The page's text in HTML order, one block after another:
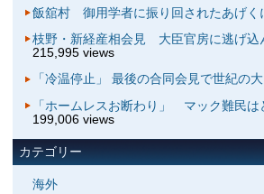
飯舘村 御用学者に振り回されたあげく
枝野・新経産相会見 大臣官房に逃げ込
215,995 views
「冷温停止」 最後の合同会見で世紀の
「ホームレスお断わり」 マック難民は
199,006 views
カテゴリー
海外